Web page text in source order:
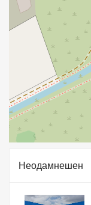
Неодамнешен